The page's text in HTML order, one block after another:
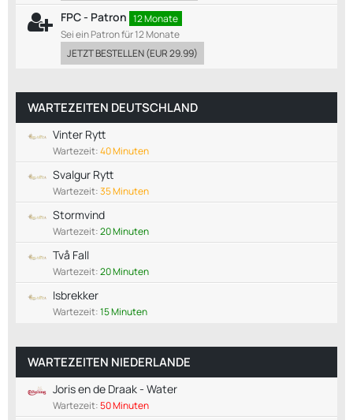
FPC - Patron 12 Monate
Sei ein Patron für 12 Monate
JETZT BESTELLEN(EUR 29.99)
WARTEZEITEN DEUTSCHLAND
Vinter Rytt
Wartezeit:40 Minuten
Svalgur Rytt
Wartezeit:35 Minuten
Stormvind
Wartezeit:20 Minuten
Två Fall
Wartezeit:20 Minuten
Isbrekker
Wartezeit:15 Minuten
WARTEZEITEN NIEDERLANDE
Joris en de Draak - Water
Wartezeit:50 Minuten